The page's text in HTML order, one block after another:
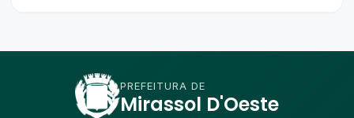
PREFEITURA DE
Mirassol D'Oeste